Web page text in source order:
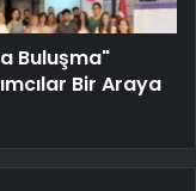
Buluşma"
Bir Araya